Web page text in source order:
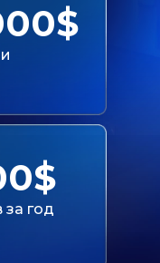
за год